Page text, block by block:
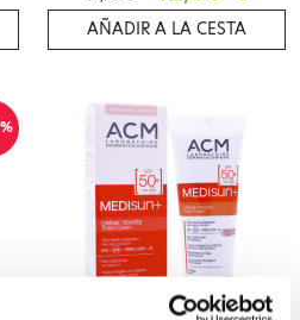
AÑADIR A LA CESTA
%